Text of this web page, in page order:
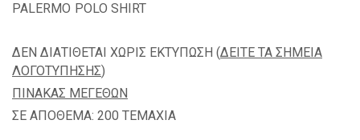
PALERMO POLO SHIRT
ΔΕΝ ΔΙΑΤΙΘΕΤΑΙ ΧΩΡΙΣ ΕΚΤΥΠΩΣΗ (ΔΕΙΤΕ ΤΑ ΣΗΜΕΙΑ
ΛΟΓΟΤΥΠΗΣΗΣ)
ΠΙΝΑΚΑΣ ΜΕΓΕΘΩΝ
ΣΕ ΑΠΟΘΕΜΑ: 200 TEMAXIA